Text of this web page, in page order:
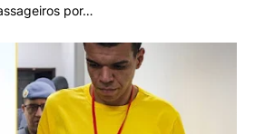
por…